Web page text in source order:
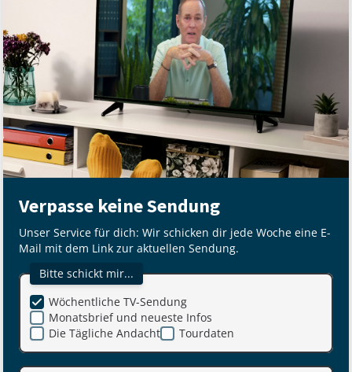
Verpasse keine Sendung
Unser Service für dich: Wir schicken dir jede Woche eine E-
Mail mit dem Link zur aktuellen Sendung.
Bitte schickt mir...
Monatsbrief und neueste Infos
Die Tägliche Andacht
Wöchentliche TV-Sendung
Tourdaten